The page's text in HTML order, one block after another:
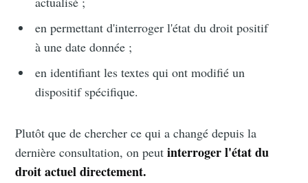
en permettant d'interroger l'état du droit positif
à une date donnée ;
en identifiant les textes qui ont modifié un
dispositif spécifique.
Plutôt que de chercher ce qui a changé depuis la
dernière consultation, on peutinterroger l'état du
droit actuel directement.